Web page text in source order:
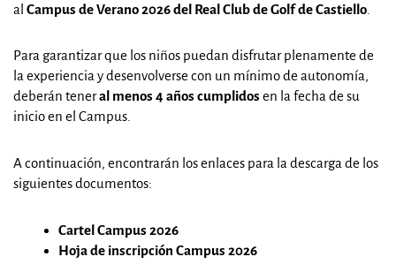
al Campus de Verano 2026 del Real Club de Golf de Castiello
Para garantizar que los niños puedan disfrutar plenamente de
la experiencia y desenvolverse con un mínimo de autonomía,
deberán teneral menos 4 años cumplidos en la fecha de su
inicio en el Campus.
A continuación, encontrarán los enlaces para la descarga de los
siguientes documentos:
Cartel Campus 2026
Hoja de inscripción Campus 2026